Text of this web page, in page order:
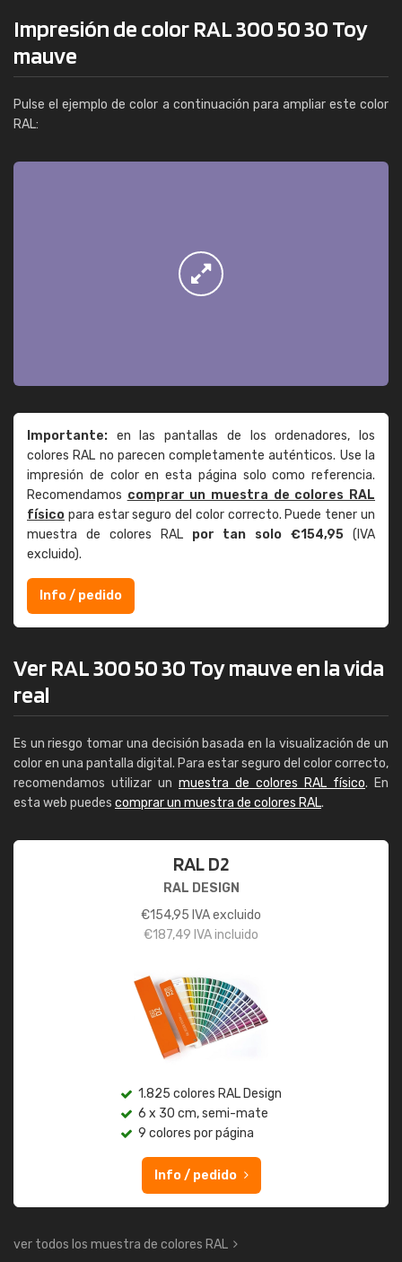
Impresión de color RAL 300 50 30 Toy
mauve
Pulse el ejemplo de color a continuación para ampliar este color
RAL:
Importante: en las pantallas de los ordenadores, los
colores RAL no parecen completamente auténticos. Use la
impresión de color en esta página solo como referencia.
Recomendamos comprar un muestra de colores RAL
físico para estar seguro del color correcto. Puede tener un
muestra de colores RAL por tan solo €154,95 (IVA
excluido).
Info / pedido
Ver RAL 300 50 30 Toy mauve en la vida
real
Es un riesgo tomar una decisión basada en la visualización de un
color en una pantalla digital. Para estar seguro del color correcto,
recomendamos utilizar un muestra de colores RAL físico. En
esta web puedes comprar un muestra de colores RAL.
RAL D2
RAL DESIGN
€154,95 IVA excluido
€187,49 IVA incluido
1.825 colores RAL Design
6 x 30 cm, semi-mate
9 colores por página
Info / pedido
ver todos los muestra de colores RAL